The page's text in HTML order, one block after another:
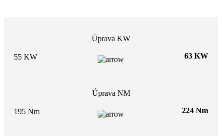
Úprava KW
55 KW 63 KW
Úprava NM
195 Nm 224 Nm